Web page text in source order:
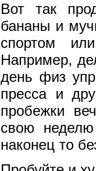
Вот так
бананы и
спортом
Например,
день физ
пресса и
пробежки
свою
наконец то